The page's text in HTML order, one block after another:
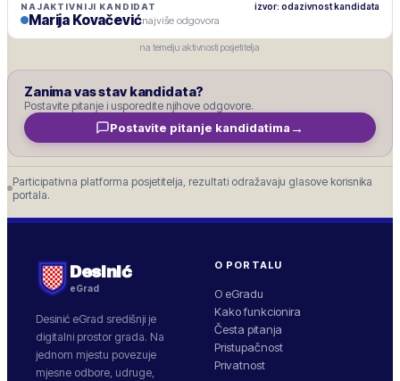
NAJAKTIVNIJI KANDIDAT izvor: odazivnost kandidata
Marija Kovačevićnajviše odgovora
na temelju aktivnosti posjetitelja
Zanima vas stav kandidata?
Postavite pitanje i usporedite njihove odgovore.
Postavite pitanje kandidatima →
Participativna platforma posjetitelja, rezultati odražavaju glasove korisnika
portala.
Desinić
eGrad
Desinić eGrad središnji je
digitalni prostor grada. Na
jednom mjestu povezuje
mjesne odbore, udruge,
O PORTALU
O eGradu
Kako funkcionira
Česta pitanja
Pristupačnost
Privatnost